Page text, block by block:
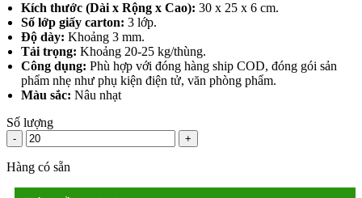
Kích thước (Dài x Rộng x Cao): 30 x 25 x 6 cm.
Số lớp giấy carton: 3 lớp.
Độ dày: Khoảng 3 mm.
Tải trọng: Khoảng 20-25 kg/thùng.
Công dụng: Phù hợp với đóng hàng ship COD, đóng gói sản
phẩm nhẹ như phụ kiện điện tử, văn phòng phẩm.
Màu sắc: Nâu nhạt
Số lượng
- +
Hàng có sẵn